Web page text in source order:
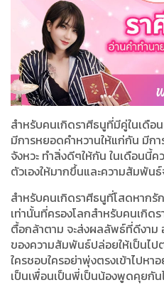
สำหรับคนเกิดราศีธนูที่มีคู่ในเดือ
มีการหยอดคำหวานให้แก่กัน มีกา
จังหวะ ทำสิ่งดีๆให้กัน ในเดือนนี้
ตัวเองให้มากขึ้นและความสัมพัน
สำหรับคนเกิดราศีธนูที่โสดหากรั
เท่านั้นที่ครองโลกสำหรับคนเกิ
ตื้อกล้าตาม จะส่งผลลัพธ์ที่ดีงาม
ของความสัมพันธ์ปล่อยให้เป็นไ
ใครชอบใครอย่าพุ่งตรงเข้าไปหา
เป็นเพื่อนเป็นพี่เป็นน้องพูดคุยกัน